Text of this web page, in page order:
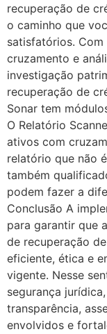
recuperação de
o caminho que
satisfatórios.
cruzamento e
investigação
recuperação de
Sonar tem
O Relatório
ativos com
relatório que não
também
podem fazer a
Conclusão A
para garantir que
de recuperação
eficiente, ética e
vigente. Nesse
segurança
transparência,
envolvidos e